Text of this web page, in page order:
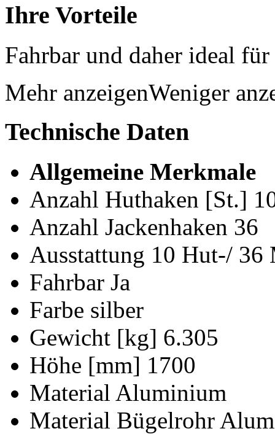
Ihre Vorteile
Fahrbar und daher ideal
Mehr anzeigenWeniger
Technische Daten
Allgemeine Merkmale
Anzahl Huthaken [St.]
Anzahl Jackenhaken 36
Ausstattung 10 Hut-/ 36
Fahrbar Ja
Farbe silber
Gewicht [kg] 6.305
Höhe [mm] 1700
Material Aluminium
Material Bügelrohr